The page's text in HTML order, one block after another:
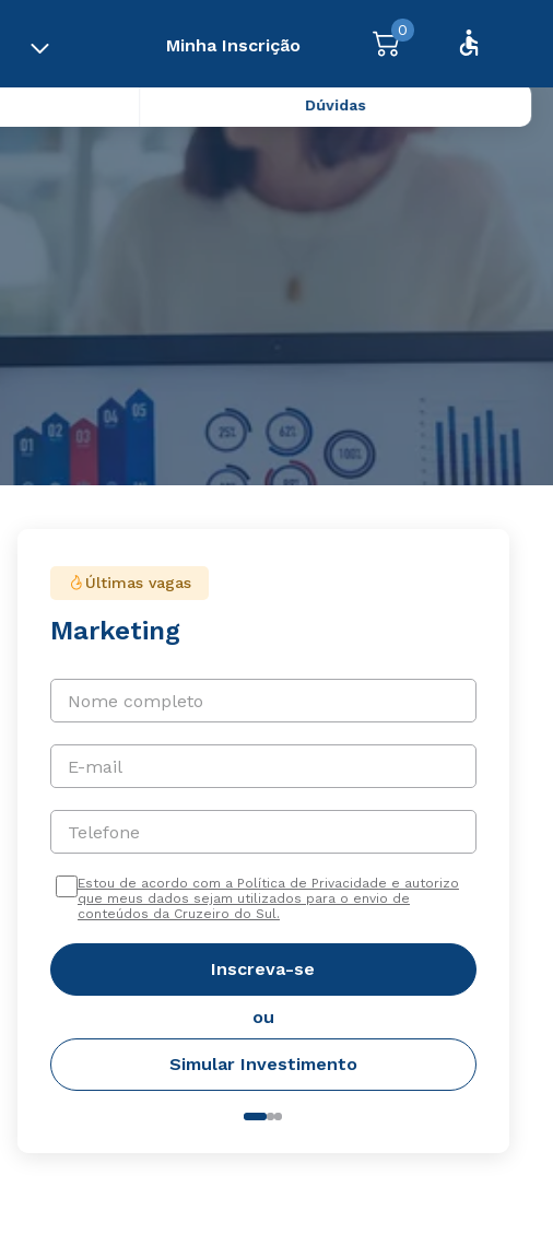
Minha Inscrição
0
Dúvidas
Últimas vagas
Marketing
Nome completo
E-mail
Telefone
Estou de acordo com a Política de Privacidade e autorizo
que meus dados sejam utilizados para o envio de
conteúdos da Cruzeiro do Sul.
Inscreva-se
ou
Simular Investimento